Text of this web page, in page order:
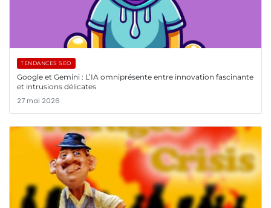
TENDANCES SEO
Google et Gemini : L’IA omniprésente entre innovation fascinante
et intrusions délicates
27 mai 2026